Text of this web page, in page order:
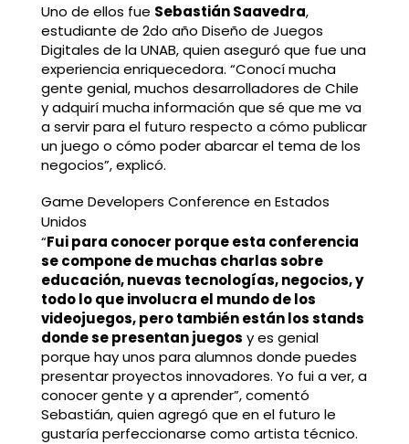
Uno de ellos fue Sebastián Saavedra,
estudiante de 2do año Diseño de Juegos
Digitales de la UNAB, quien aseguró que fue una
experiencia enriquecedora. “Conocí mucha
gente genial, muchos desarrolladores de Chile
y adquirí mucha información que sé que me va
a servir para el futuro respecto a cómo publicar
un juego o cómo poder abarcar el tema de los
negocios”, explicó.
Game Developers Conference en Estados
Unidos
“Fui para conocer porque esta conferencia
se compone de muchas charlas sobre
educación, nuevas tecnologías, negocios, y
todo lo que involucra el mundo de los
videojuegos, pero también están los stands
donde se presentan juegos y es genial
porque hay unos para alumnos donde puedes
presentar proyectos innovadores. Yo fui a ver, a
conocer gente y a aprender”, comentó
Sebastián, quien agregó que en el futuro le
gustaría perfeccionarse como artista técnico.